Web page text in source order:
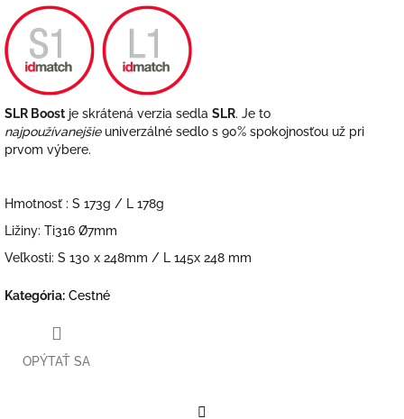
SLR Boost je skrátená verzia sedla SLR. Je to
najpoužívanejšieuniverzálné sedlo s 90% spokojnosťou už pri
prvom výbere.
Hmotnosť : S 173g / L 178g
Ližiny: Ti316 Ø7mm
Veľkosti: S 130 x 248mm / L 145x 248 mm
Kategória: Cestné
OPÝTAŤ SA